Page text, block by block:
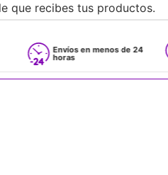
que recibes tus productos.
Envíos en menos de 24
horas